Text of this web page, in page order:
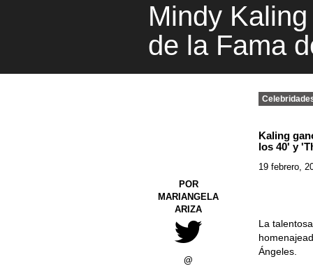
Mindy
de la Fama
POR
MARIANGELA
ARIZA
@
Kaling
los 40' y
19 febrero,
La
Ángeles.